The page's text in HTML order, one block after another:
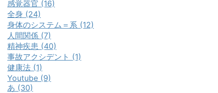
感覚器官 (16)
全身 (24)
身体のシステム＝系 (12)
人間関係 (7)
精神疾患 (40)
事故アクシデント (1)
健康法 (1)
Youtube (9)
あ (30)